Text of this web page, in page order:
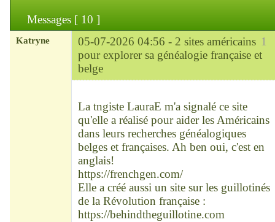
ChroniKat : les liens
CONTACT
Messages [ 10 ]
1
Katryne 05-07-2026 04:56 - 2 sites américains
pour explorer sa généalogie française et
belge
La tngiste LauraE m'a signalé ce site
qu'elle a réalisé pour aider les Américains
dans leurs recherches généalogiques
belges et françaises. Ah ben oui, c'est en
anglais!
https://frenchgen.com/
Elle a créé aussi un site sur les guillotinés
de la Révolution française :
https://behindtheguillotine.com